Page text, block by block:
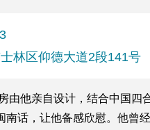
林区仰德大道2段141号
由他亲自设计，结合中国
南话，让他备感欣慰。他曾